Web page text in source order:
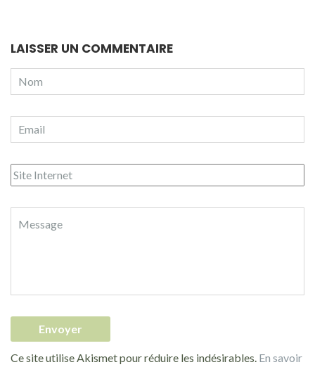
LAISSER UN COMMENTAIRE
Ce site utilise Akismet pour réduire les indésirables. En savoir